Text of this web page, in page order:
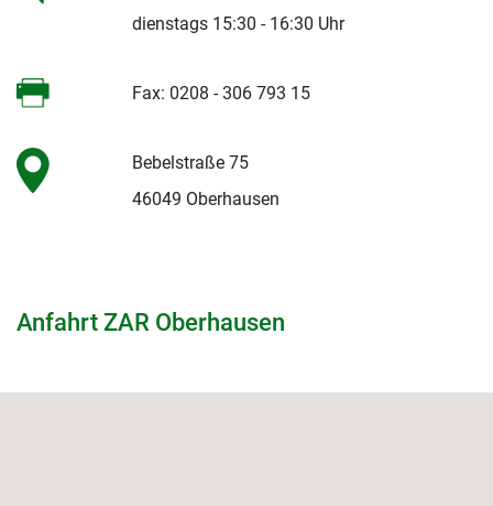
dienstags 15:30 - 16:30 Uhr
Fax: 0208 - 306 793 15
Bebelstraße 75
46049 Oberhausen
Anfahrt ZAR Oberhausen